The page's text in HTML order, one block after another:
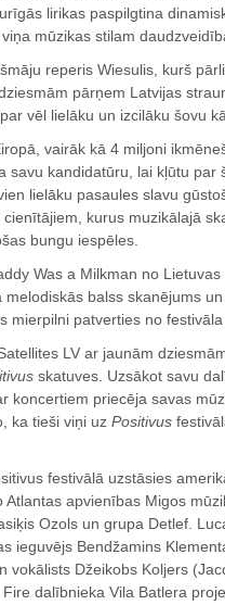
lirikas paspilgtina
mūzikas stilam
reperis Wiesulis, kurš
pārņem Latvijas
vēl lielāku un izcilāku šovu
vairāk kā 4 miljoni
savu kandidatūru, lai kļūtu par
lielāku pasaules slavu
kurus muzikālajā
bungu iespēles.
Was a Milkman no
melodiskās balss skanējums
mierpilni patverties no festivāla
LV ar jaunām
skatuves. Uzsākot savu
koncertiem priecēja savas
ka tieši viņi uz Positivus
festivālā uzstāsies
Atlantas apvienības Migos
Ozols un grupa Detlef.
ieguvējs Bendžamins
vokālists Džeikobs Koljers
dalībnieka Vila Batlera